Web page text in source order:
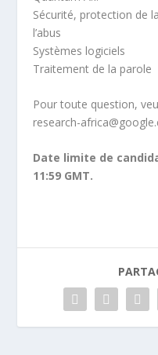
Sécurité, protection de
l’abus
Systèmes logiciels
Traitement de la parole
Pour toute question,
research-
Date limite de
11:59 GMT.